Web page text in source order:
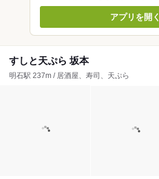
アプリを開く
すしと天ぷら 坂本
明石駅 237m / 居酒屋、寿司、天ぷら